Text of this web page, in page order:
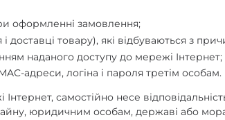
оформленні замовлення;
доставці товару), які відбуваються з
наданого доступу до мережі Інтернет;
адреси, логіна і пароля третім особам.
самостійно несе
юридичним особам, державі або